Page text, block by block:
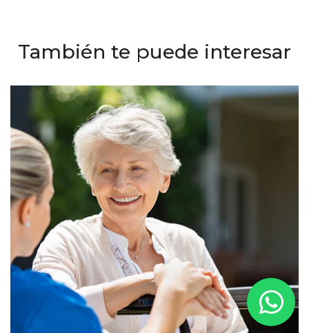
También te puede interesar